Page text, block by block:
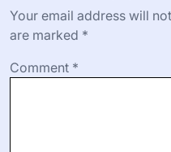
Your email address will
are marked *
Comment *